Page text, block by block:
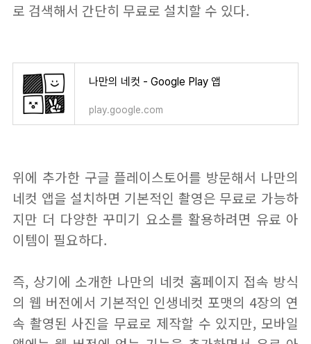
로 검색해서 간단히 무료로 설치할 수 있다.
나만의 네컷 - Google Play 앱
play.google.com
위에 추가한 구글 플레이스토어를 방문해서 나만의
네컷 앱을 설치하면 기본적인 촬영은 무료로 가능하
지만 더 다양한 꾸미기 요소를 활용하려면 유료 아
이템이 필요하다.
즉, 상기에 소개한 나만의 네컷 홈페이지 접속 방식
의 웹 버전에서 기본적인 인생네컷 포맷의 4장의 연
속 촬영된 사진을 무료로 제작할 수 있지만, 모바일